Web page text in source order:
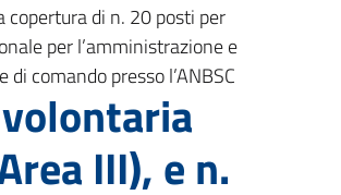
copertura di n. 20 posti per
per l’amministrazione e
comando presso l’ANBSC
volontaria
III), e n.